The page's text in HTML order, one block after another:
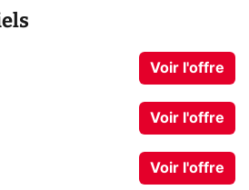
Voir l'offre
Voir l'offre
Voir l'offre